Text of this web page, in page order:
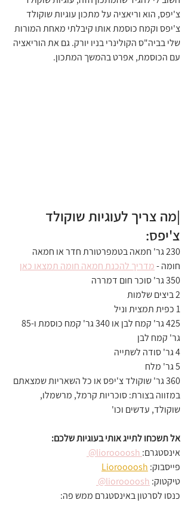
צ'יפס, הוא וריאציה על מתכון עוגיות שוקולד
צ'יפס וקמח כוסמת אותו קיבלתי מאחת המורות
שלי בביה"ס הקולינרי בניו יורק. גם את הוריאציה
עם הכוסמת, אפרט בהמשך המתכון.
|מה צריך לעוגיות שוקולד
צ'יפס:
230 גר' חמאה בטמפרטורת חדר או חמאה
חומה - מדריך להכנת חמאה חומה תמצאו כאן
350 גר' סוכר חום דמררה
2 ביצים שלמות
1 כפית תמצית וניל
גר' קמח לבן
4 גר' סודה לשתייה
5 גר' מלח
360 גר' שוקולד צ'יפס או כל השאריות שמצאתם
במזווה בצורת: סוכריות קרמל, מרשמלו,
שוקולד, עדשים וכו'
אל תשכחו לתייג אותי בעוגיות שלכם:
אינסטגרם:
פייסבוק: Lioroooosh
טיקטוק: lioroooosh@
כנסו לסרטון באינסטגרם ממש פה: